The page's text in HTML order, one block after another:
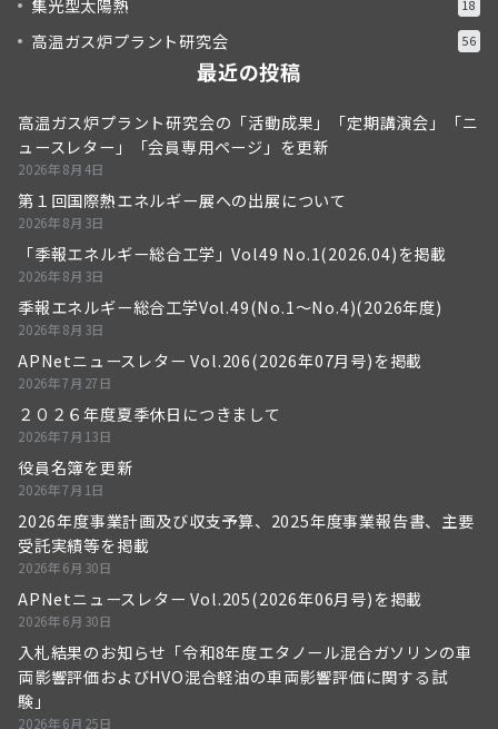
集光型太陽熱 18
高温ガス炉プラント研究会 56
最近の投稿
高温ガス炉プラント研究会の「活動成果」「定期講演会」「ニ
ュースレター」「会員専用ページ」を更新
2026年8月4日
第１回国際熱エネルギー展への出展について
2026年8月3日
「季報エネルギー総合工学」Vol49 No.1(2026.04)を掲載
2026年8月3日
季報エネルギー総合工学Vol.49(No.1～No.4)(2026年度)
2026年8月3日
APNetニュースレター Vol.206(2026年07月号)を掲載
2026年7月27日
２０２６年度夏季休日につきまして
2026年7月13日
役員名簿を更新
2026年7月1日
2026年度事業計画及び収支予算、2025年度事業報告書、主要
受託実績等を掲載
2026年6月30日
APNetニュースレター Vol.205(2026年06月号)を掲載
2026年6月30日
入札結果のお知らせ「令和8年度エタノール混合ガソリンの車
両影響評価およびHVO混合軽油の車両影響評価に関する試
験」
2026年6月25日